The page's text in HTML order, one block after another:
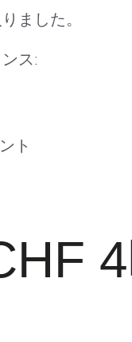
ました。
ス:
ト